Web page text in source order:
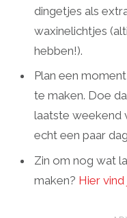
dingetjes als
waxinelichtjes
hebben!).
Plan een
te maken. Doe
laatste weekend
echt een paar
Zin om nog wat
maken? Hier